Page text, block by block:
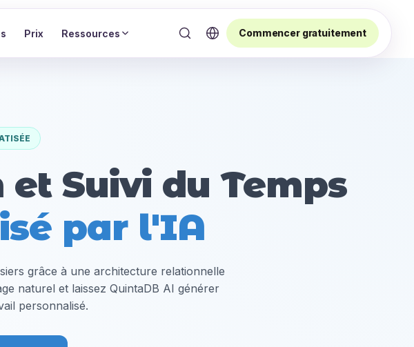
Prix Ressources Commencer gratuitement
Suivi du Temps
par l'IA
grâce à une architecture relationnelle
naturel et laissez QuintaDB AI générer
personnalisé.